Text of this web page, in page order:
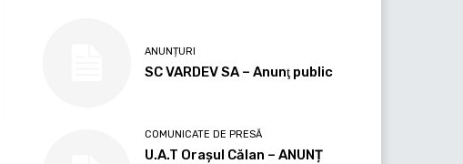
ANUNȚURI
SC VARDEV SA – Anunţ public
COMUNICATE DE PRESĂ
U.A.T Orașul Călan – ANUNȚ